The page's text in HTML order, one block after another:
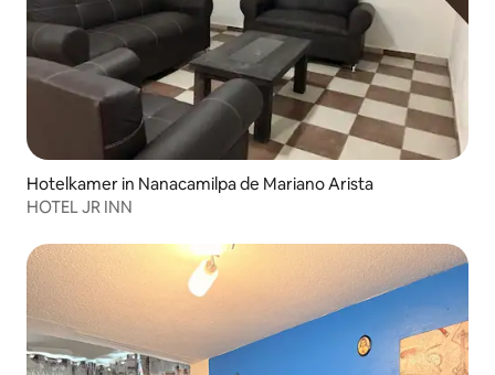
Hotelkamer in Nanacamilpa de Mariano Arista
HOTEL JR INN